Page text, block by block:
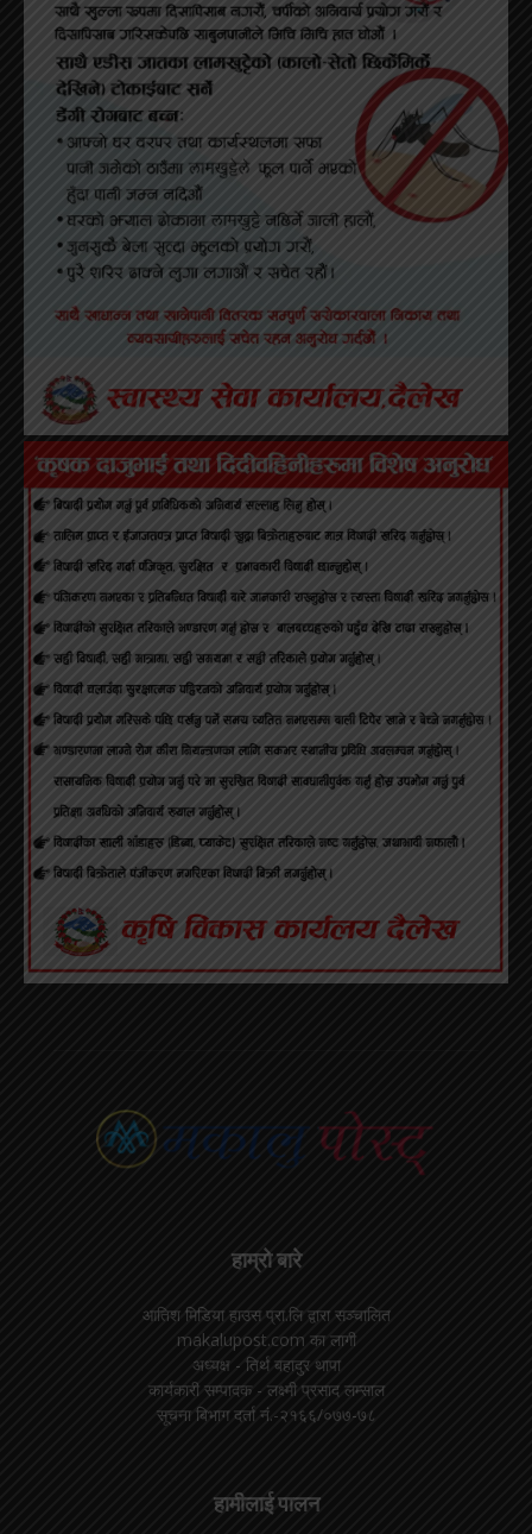
हाम्रो बारे
आतिश मिडिया हाउस प्रा.लि द्वारा सञ्चालित
makalupost.com का लागी
अध्यक्ष - तिर्थ बहादुर थापा
कार्यकारी सम्पादक - लक्ष्मी प्रसाद लम्साल
सूचना बिभाग दर्ता नं.-२१६६/०७७-७८
हामीलाई पालन